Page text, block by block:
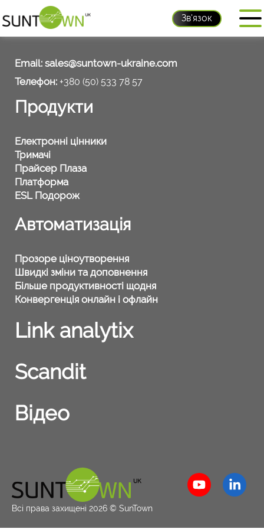
Зв'язок
Контакти
Email: sales@suntown-ukraine.com
Телефон: +380 (50) 533 78 57
Продукти
Електронні цінники
Тримачі
Прайсер Плаза
Платформа
ESL Подорож
Автоматизація
Прозоре ціноутворення
Швидкі зміни та доповнення
Більше продуктивності щодня
Конвергенція онлайн і офлайн
Link analytix
Scandit
Відео
Всі права захищені 2026 © SunTown